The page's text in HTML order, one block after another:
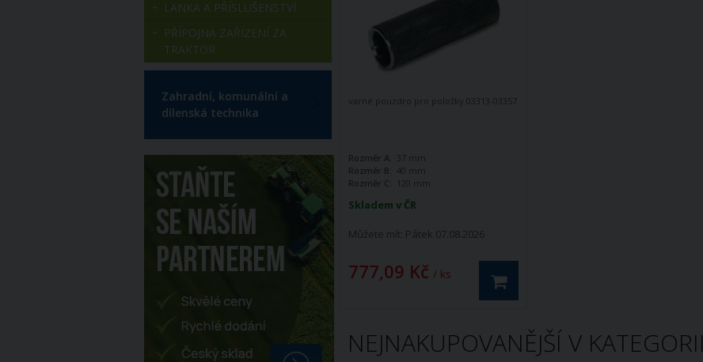
Skladem v ČR
Můžete mít: Pátek 07.08.2026
777,09 Kč / ks
varné pouzdro pro položky 03313-03357
Rozměr A:
37 mm
Rozměr B:
40 mm
Rozměr C:
120 mm
NEJNAKUPOVANĚJŠÍ V KATEGORII
LANKA A PŘÍSLUŠENSTVÍ
PŘÍPOJNÁ ZAŘÍZENÍ ZA
TRAKTOR
Zahradní, komunální a
dílenská technika